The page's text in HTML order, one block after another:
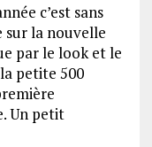
c’est sans
sur la nouvelle
par le look et le
petite 500
Un petit